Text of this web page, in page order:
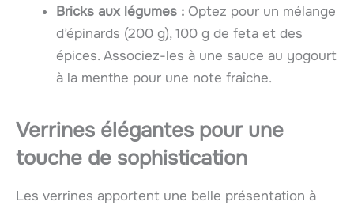
Bricks aux légumes : Optez pour un mélange
d’épinards (200 g), 100 g de feta et des
épices. Associez-les à une sauce au yogourt
à la menthe pour une note fraîche.
Verrines élégantes pour une
touche de sophistication
Les verrines apportent une belle présentation à